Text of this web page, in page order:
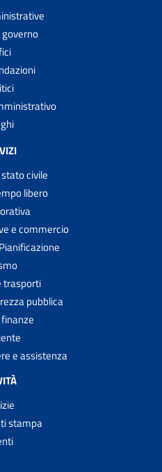
civile
libero
e commercio
trasporti
pubblica
e assistenza
stampa